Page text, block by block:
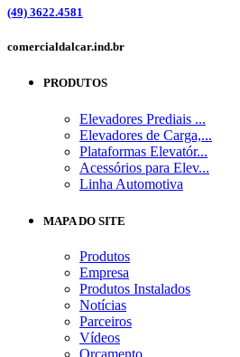
(49) 3622.4581
comercialdalcar.ind.br
PRODUTOS
Elevadores Prediais ...
Elevadores de Carga,...
Plataformas Elevatór...
Acessórios para Elev...
Linha Automotiva
MAPA DO SITE
Produtos
Empresa
Produtos Instalados
Notícias
Parceiros
Vídeos
Orçamento